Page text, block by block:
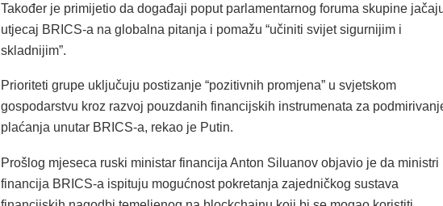
Također je primijetio da događaji poput parlamentarnog foruma skupine
utjecaj BRICS-a na globalna pitanja i pomažu “učiniti svijet sigurnijim i
skladnijim”.
Prioriteti grupe uključuju postizanje “pozitivnih promjena” u svjetskom
gospodarstvu kroz razvoj pouzdanih financijskih instrumenata za
plaćanja unutar BRICS-a, rekao je Putin.
Prošlog mjeseca ruski ministar financija Anton Siluanov objavio je da ministri
financija BRICS-a ispituju mogućnost pokretanja zajedničkog sustava